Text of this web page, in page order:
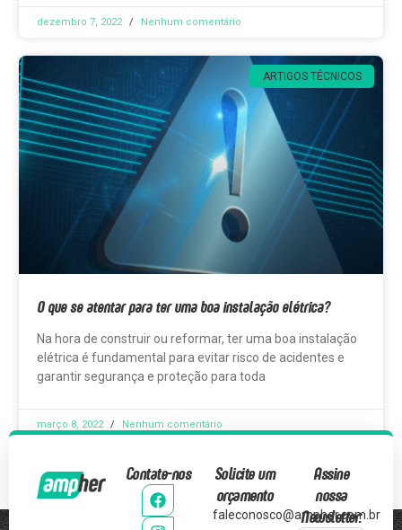
dezembro 7, 2022 Nenhum comentário
ARTIGOS TÉCNICOS
O que se atentar para ter uma boa instalação elétrica?
Na hora de construir ou reformar, ter uma boa instalação
elétrica é fundamental para evitar risco de acidentes e
garantir segurança e proteção para toda
março 8, 2022 Nenhum comentário
Contate-nos
Solicite um
orçamento
faleconosco@ampher.com.br
Assine
nossa
Newsletter: